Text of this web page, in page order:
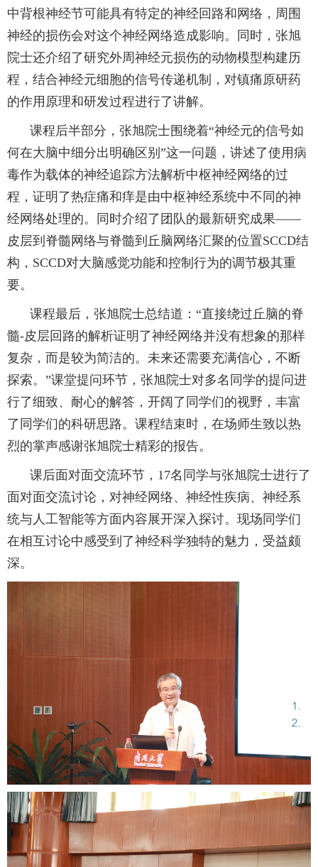
中背根神经节可能具有特定的神经回路和网络，周围
神经的损伤会对这个神经网络造成影响。同时，张旭
院士还介绍了研究外周神经元损伤的动物模型构建历
程，结合神经元细胞的信号传递机制，对镇痛原研药
的作用原理和研发过程进行了讲解。
课程后半部分，张旭院士围绕着“神经元的信号如
何在大脑中细分出明确区别”这一问题，讲述了使用病
毒作为载体的神经追踪方法解析中枢神经网络的过
程，证明了热症痛和痒是由中枢神经系统中不同的神
经网络处理的。同时介绍了团队的最新研究成果——
皮层到脊髓网络与脊髓到丘脑网络汇聚的位置SCCD结
构， SCCD对大脑感觉功能和控制行为的调节极其重
要。
课程最后，张旭院士总结道：“直接绕过丘脑的脊
髓-皮层回路的解析证明了神经网络并没有想象的那样
复杂，而是较为简洁的。未来还需要充满信心，不断
探索。”课堂提问环节，张旭院士对多名同学的提问进
行了细致、耐心的解答，开阔了同学们的视野，丰富
了同学们的科研思路。课程结束时，在场师生致以热
烈的掌声感谢张旭院士精彩的报告。
课后面对面交流环节， 17名同学与张旭院士进行了
面对面交流讨论，对神经网络、神经性疾病、神经系
统与人工智能等方面内容展开深入探讨。现场同学们
在相互讨论中感受到了神经科学独特的魅力，受益颇
深。